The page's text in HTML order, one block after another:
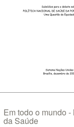
Em todo o mundo -
da Saúde